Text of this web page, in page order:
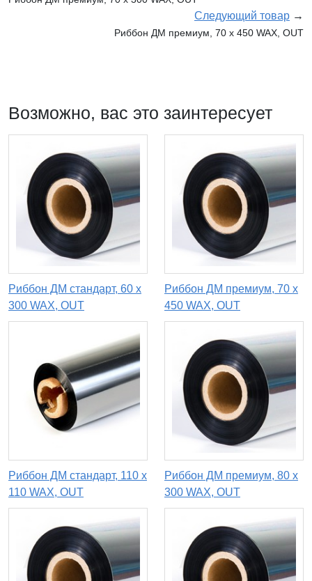
Следующий товар →
Риббон ДМ премиум, 70 х 450 WAX, OUT
Возможно, вас это заинтересует
Риббон ДМ стандарт, 60 х
300 WAX, OUT
Риббон ДМ премиум, 70 х
450 WAX, OUT
Риббон ДМ стандарт, 110 x
110 WAX, OUT
Риббон ДМ премиум, 80 х
300 WAX, OUT